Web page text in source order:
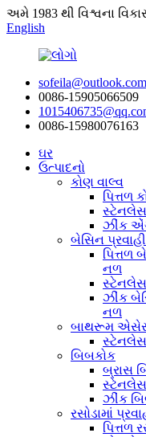
અમે 1983 થી વિશ્વના
English
sofeila@outlook.com
0086-15905066509
0086-15980076163
ઘર
ઉત્પાદનો
કોણ વાલ્વ
પિત્તળ
સ્ટેનલેસ
ઝીંક
બેસિન
પિત્તળ
નળ
સ્ટેનલેસ
ઝીંક
નળ
બાથરૂમ
સ્ટેનલેસ
બિબકોક
બ્રાસ
સ્ટેનલેસ
ઝીંક
રસોડામાં
પિત્તળ